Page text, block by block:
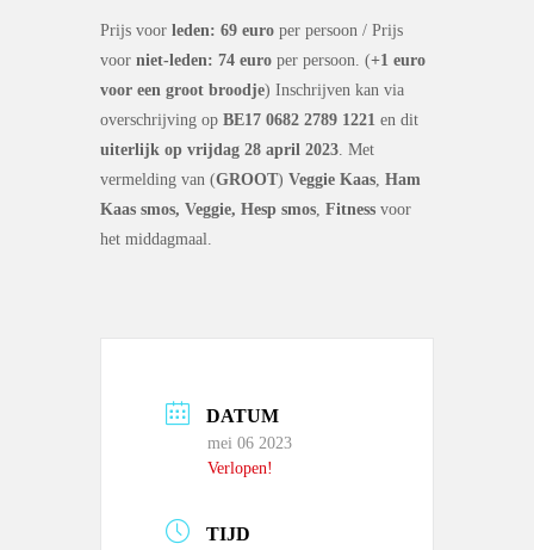
Prijs voor leden: 69 euro per persoon / Prijs
voor niet-leden: 74 euro per persoon. (+1 euro
voor een groot broodje) Inschrijven kan via
overschrijving op BE17 0682 2789 1221 en dit
uiterlijk op vrijdag 28 april 2023 . Met
vermelding van (GROOT) Veggie Kaas Ham
Kaas smos, Veggie, Hesp smos Fitness voor
het middagmaal.
DATUM
mei 06 2023
Verlopen!
TIJD